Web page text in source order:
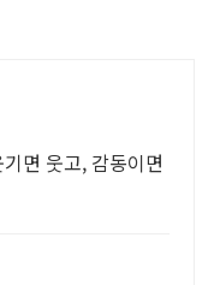
면 웃고, 감동이면